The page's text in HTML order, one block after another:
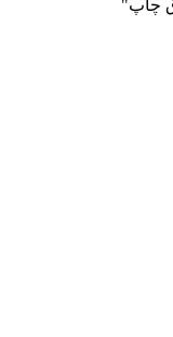
چاپ"